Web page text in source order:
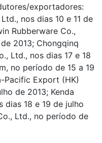
exportadores:
nos dias 10 e 11 de
Rubberware Co.,
2013; Chongqinq
Ltd., nos dias 17 e 18
no período de 15 a 19
Pacific Export (HK)
de 2013; Kenda
dias 18 e 19 de julho
Ltd., no período de